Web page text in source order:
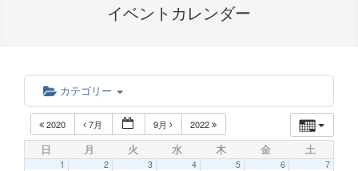
イベントカレンダー
カテゴリー
2020 7月 9月 2022
日 月 火 水 木 金 土
1 2 3 4 5 6 7